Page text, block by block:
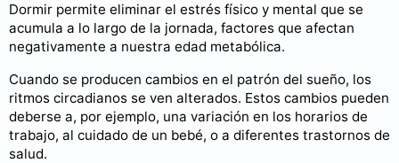
Dormir permite eliminar el estrés físico y mental que se
acumula a lo largo de la jornada, factores que afectan
negativamente a nuestra edad metabólica.
Cuando se producen cambios en el patrón del sueño, los
ritmos circadianos se ven alterados. Estos cambios pueden
deberse a, por ejemplo, una variación en los horarios de
trabajo, al cuidado de un bebé, o a diferentes trastornos de
salud.